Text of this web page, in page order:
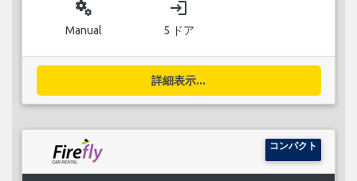
miscellaneous_services
Manual
login
5 ドア
詳細表示...
コンパクト